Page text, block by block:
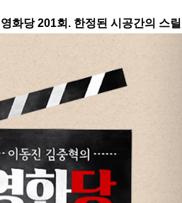
화당 201회. 한정된 시공간의 스